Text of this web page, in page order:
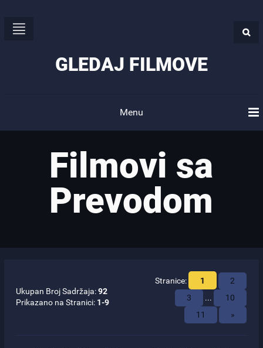
GLEDAJ FILMOVE
Menu
Filmovi sa
Prevodom
Ukupan Broj Sadržaja:92
Prikazano na Stranici: 1-9
Stranice: 1
2
3
...
10
11
»